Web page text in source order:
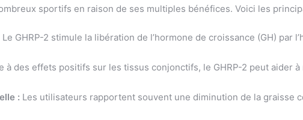
sportifs en raison de ses multiples bénéfices. Voici les
Le GHRP-2 stimule la libération de l’hormone de croissance (GH)
à des effets positifs sur les tissus conjonctifs, le GHRP-2 peut
: Les utilisateurs rapportent souvent une diminution de la graisse